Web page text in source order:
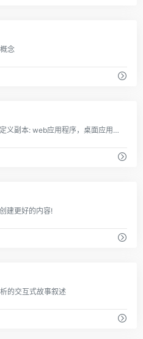
念
Ideate，迭代，编写自定义副本: web应用程序，桌面应用程序，Chrome扩展。
建更好的内容!
的交互式故事叙述